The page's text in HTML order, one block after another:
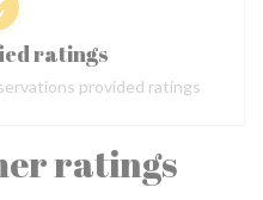
ratings
ratings
provided ratings